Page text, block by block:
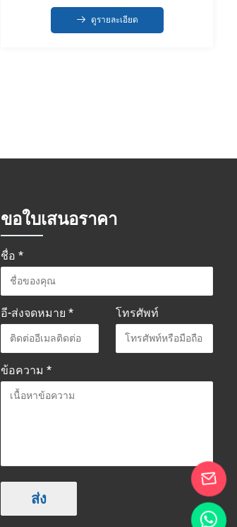
ดูรายละเอียด
ขอใบเสนอราคา
ชื่อ *
อี-ส่งจดหมาย * โทรศัพท์
ข้อความ *